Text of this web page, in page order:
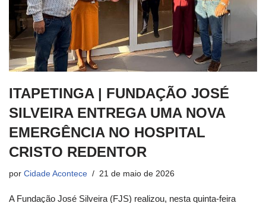
ITAPETINGA | FUNDAÇÃO JOSÉ
SILVEIRA ENTREGA UMA NOVA
EMERGÊNCIA NO HOSPITAL
CRISTO REDENTOR
por Cidade Acontece 21 de maio de 2026
A Fundação José Silveira (FJS) realizou, nesta quinta-feira